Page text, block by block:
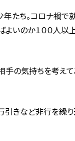
少年たち。コロナ
よいのか１００人
手の気持ちを考えて
きなど非行を繰り